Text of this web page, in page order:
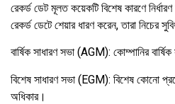
রেকর্ড ডেট মূলত কয়েকটি বিশেষ কারণে
রেকর্ড ডেটে শেয়ার ধারণ করেন, তারা নিচের
বার্ষিক সাধারণ সভা (AGM): কোম্পানির
বিশেষ সাধারণ সভা (EGM): বিশেষ কোনো
অধিকার।